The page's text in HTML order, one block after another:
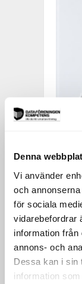
Denna
Vi använder
och
för sociala
vidarebefordrar
information från
annons- och
Dessa kan i sin
information
Ylva
Ylva
hon
och
med